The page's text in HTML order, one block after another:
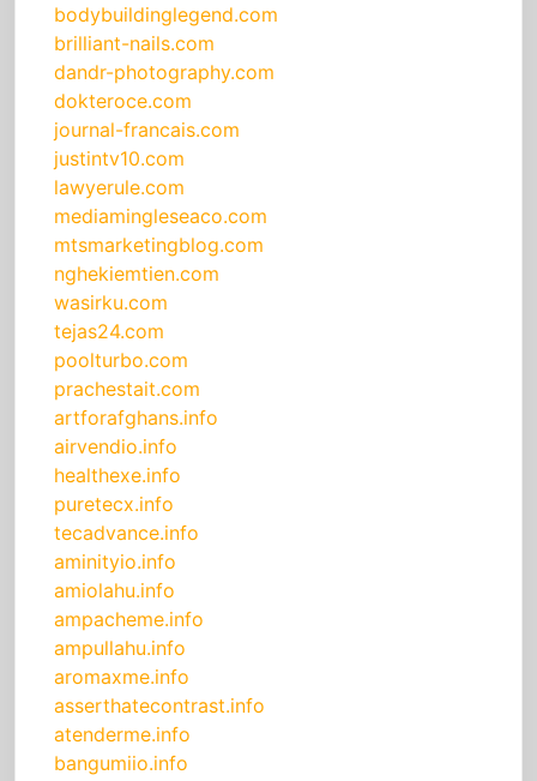
bodybuildinglegend.com
brilliant-nails.com
dandr-photography.com
dokteroce.com
journal-francais.com
justintv10.com
lawyerule.com
mediamingleseaco.com
mtsmarketingblog.com
nghekiemtien.com
wasirku.com
tejas24.com
poolturbo.com
prachestait.com
artforafghans.info
airvendio.info
healthexe.info
puretecx.info
tecadvance.info
aminityio.info
amiolahu.info
ampacheme.info
ampullahu.info
aromaxme.info
asserthatecontrast.info
atenderme.info
bangumiio.info